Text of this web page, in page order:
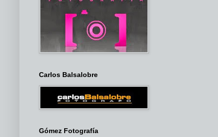
Carlos Balsalobre
Gómez Fotografía